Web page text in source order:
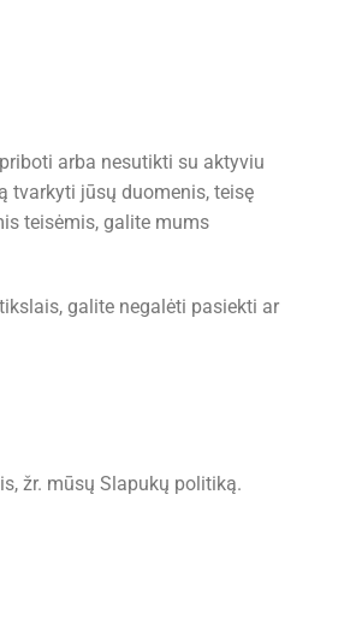
arba nesutikti su aktyviu
tvarkyti jūsų duomenis, teisę
teisėmis, galite mums
galite negalėti pasiekti ar
žr. mūsų Slapukų politiką.